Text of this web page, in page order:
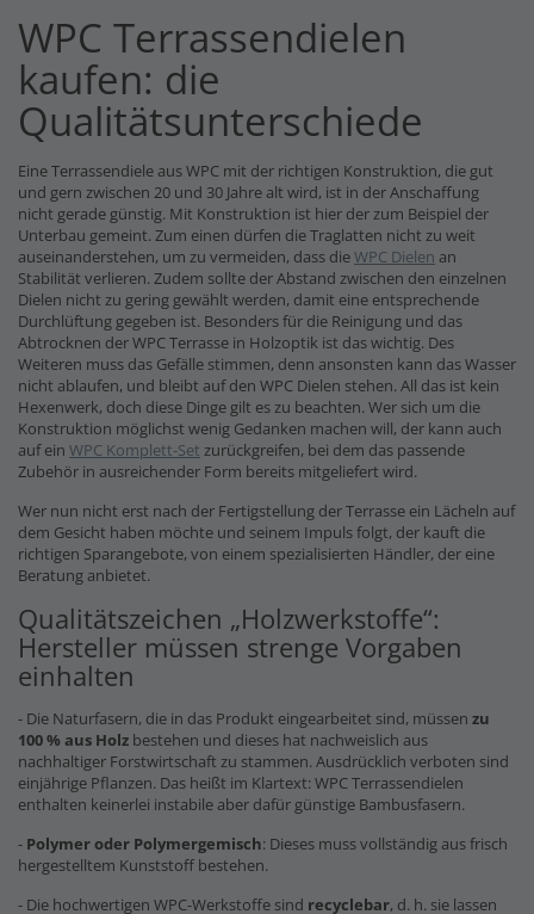
WPC Terrassendielen
kaufen: die
Qualitätsunterschiede
Eine Terrassendiele aus WPC mit der richtigen Konstruktion, die gut
und gern zwischen 20 und 30 Jahre alt wird, ist in der Anschaffung
nicht gerade günstig. Mit Konstruktion ist hier der zum Beispiel der
Unterbau gemeint. Zum einen dürfen die Traglatten nicht zu weit
auseinanderstehen, um zu vermeiden, dass dieWPC Dielen an
Stabilität verlieren. Zudem sollte der Abstand zwischen den einzelnen
Dielen nicht zu gering gewählt werden, damit eine entsprechende
Durchlüftung gegeben ist. Besonders für die Reinigung und das
Abtrocknen der WPC Terrasse in Holzoptik ist das wichtig. Des
Weiteren muss das Gefälle stimmen, denn ansonsten kann das Wasser
nicht ablaufen, und bleibt auf den WPC Dielen stehen. All das ist kein
Hexenwerk, doch diese Dinge gilt es zu beachten. Wer sich um die
Konstruktion möglichst wenig Gedanken machen will, der kann auch
auf ein WPC Komplett-Set zurückgreifen, bei dem das passende
Zubehör in ausreichender Form bereits mitgeliefert wird.
Wer nun nicht erst nach der Fertigstellung der Terrasse ein Lächeln auf
dem Gesicht haben möchte und seinem Impuls folgt, der kauft die
richtigen Sparangebote, von einem spezialisierten Händler, der eine
Beratung anbietet.
Qualitätszeichen „Holzwerkstoffe“:
Hersteller müssen strenge Vorgaben
einhalten
- Die Naturfasern, die in das Produkt eingearbeitet sind, müssen zu
100 % aus Holz bestehen und dieses hat nachweislich aus
nachhaltiger Forstwirtschaft zu stammen. Ausdrücklich verboten sind
einjährige Pflanzen. Das heißt im Klartext: WPC Terrassendielen
enthalten keinerlei instabile aber dafür günstige Bambusfasern.
- Polymer oder Polymergemisch: Dieses muss vollständig aus frisch
hergestelltem Kunststoff bestehen.
- Die hochwertigen WPC-Werkstoffe sind recyclebar, d. h. sie lassen